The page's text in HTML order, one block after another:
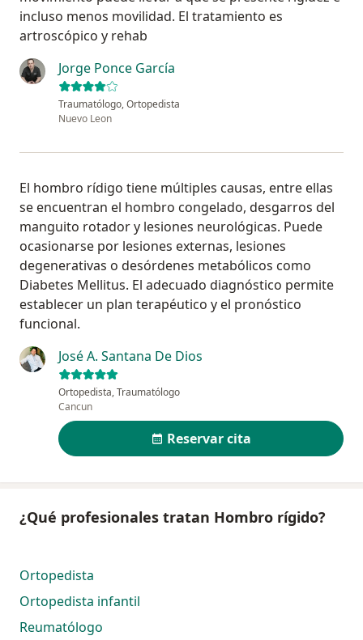
incluso menos movilidad. El tratamiento es
artroscópico y rehab
Jorge Ponce García
Traumatólogo, Ortopedista
Nuevo Leon
El hombro rídigo tiene múltiples causas, entre ellas
se encuentran el hombro congelado, desgarros del
manguito rotador y lesiones neurológicas. Puede
ocasionarse por lesiones externas, lesiones
degenerativas o desórdenes metabólicos como
Diabetes Mellitus. El adecuado diagnóstico permite
establecer un plan terapéutico y el pronóstico
funcional.
José A. Santana De Dios
Ortopedista, Traumatólogo
Cancun
Reservar cita
¿Qué profesionales tratan Hombro rígido?
Ortopedista
Ortopedista infantil
Reumatólogo